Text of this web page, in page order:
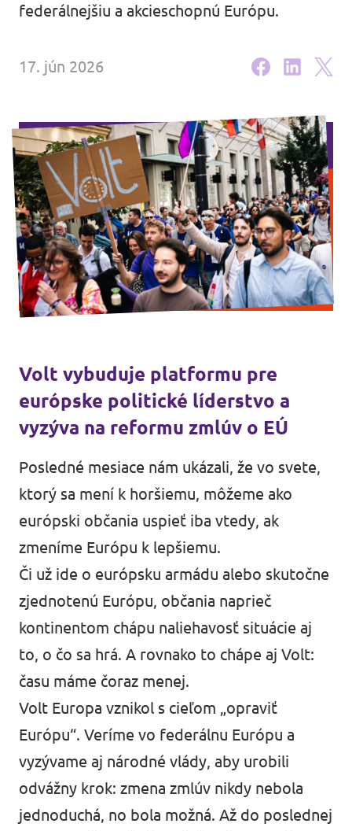
Podporte Volt Slovensko
Otvorené pozície
Médiá a tlač
federálnejšiu a akcieschopnú Európu.
17. jún 2026
Volt vybuduje platformu pre
európske politické líderstvo a
vyzýva na reformu zmlúv o EÚ
Posledné mesiace nám ukázali, že vo svete,
ktorý sa mení k horšiemu, môžeme ako
európski občania uspieť iba vtedy, ak
zmeníme Európu k lepšiemu.
Či už ide o európsku armádu alebo skutočne
zjednotenú Európu, občania naprieč
kontinentom chápu naliehavosť situácie aj
to, o čo sa hrá. A rovnako to chápe aj Volt:
času máme čoraz menej.
Volt Europa vznikol s cieľom „opraviť
Európu“. Veríme vo federálnu Európu a
vyzývame aj národné vlády, aby urobili
odvážny krok: zmena zmlúv nikdy nebola
jednoduchá, no bola možná. Až do poslednej